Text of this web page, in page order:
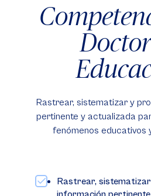
Rastrear, sistematizar y
pertinente y actualizada
fenómenos educativos
Rastrear,